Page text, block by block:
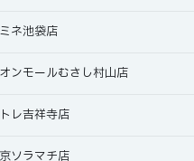
ネ池袋店
ンモールむさし村山店
レ吉祥寺店
ソラマチ店